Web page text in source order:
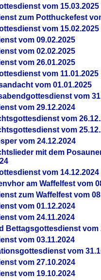
vom 15.03.2025
zum Potthuckefest
vom 15.02.2025
vom 09.02.2025
vom 02.02.2025
vom 26.01.2025
vom 11.01.2025
vom 01.01.2025
vom
vom 29.12.2024
vom
vom
vom 24.12.2024
mit dem
vom 14.12.2024
am Waffelfest vom
zum Waffelfest vom
vom 01.12.2024
vom 24.11.2024
Bettagsgottesdienst vom
vom 03.11.2024
vom
vom 27.10.2024
vom 19.10.2024